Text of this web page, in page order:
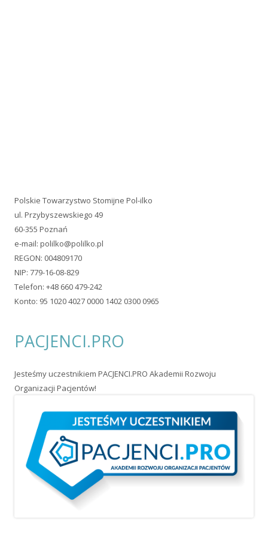
Polskie Towarzystwo Stomijne Pol-ilko
ul. Przybyszewskiego 49
60-355 Poznań
e-mail: polilko@polilko.pl
REGON: 004809170
NIP: 779-16-08-829
Telefon: +48 660 479-242
Konto: 95 1020 4027 0000 1402 0300 0965
PACJENCI.PRO
Jesteśmy uczestnikiem PACJENCI.PRO Akademii Rozwoju
Organizacji Pacjentów!